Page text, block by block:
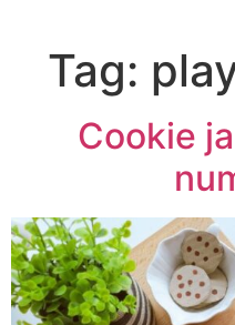
Tag:
Cookie